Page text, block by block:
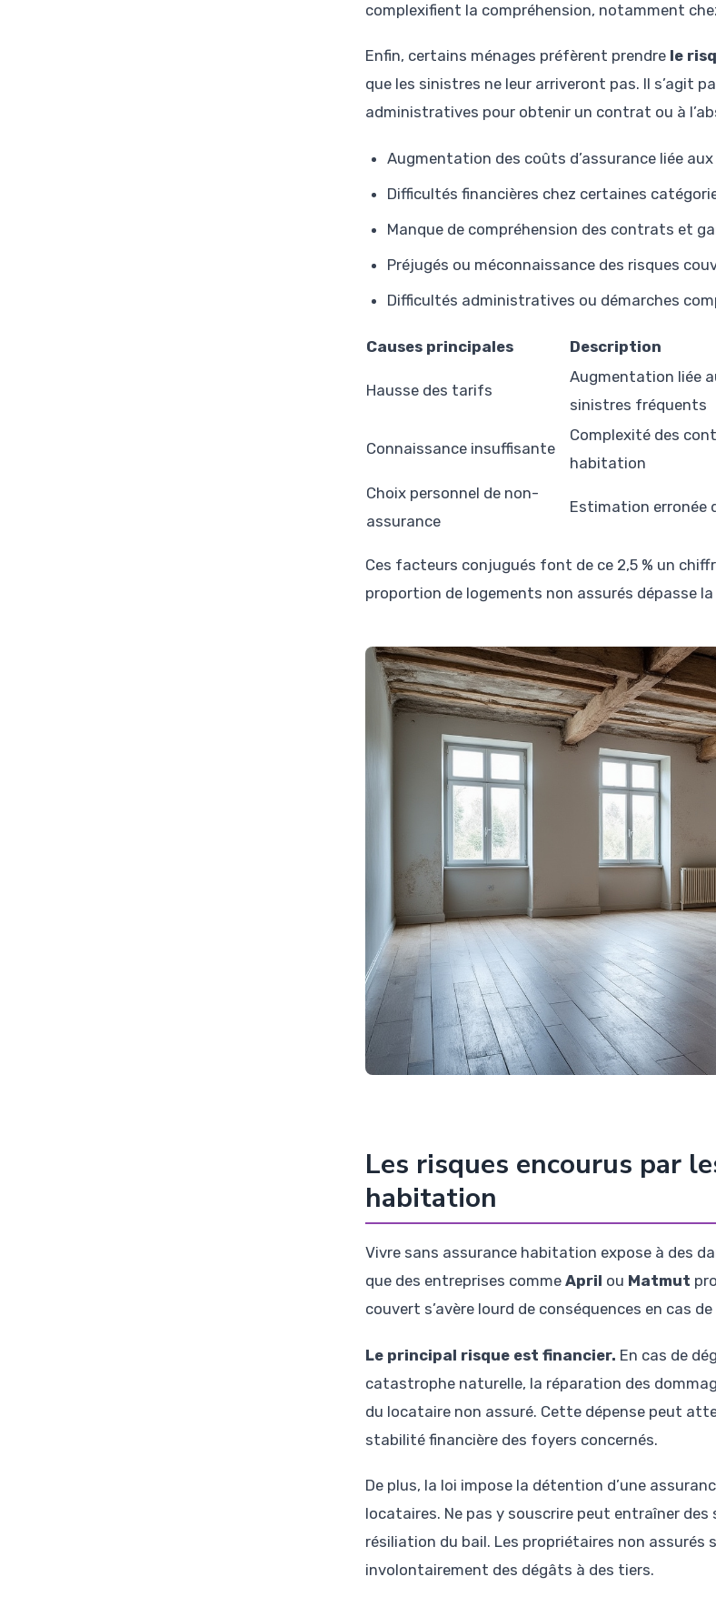
complexifient la compréhension, notamment
Enfin, certains ménages préfèrent prendre le
que les sinistres ne leur arriveront pas. Il s’agit
administratives pour obtenir un contrat ou à
Augmentation des coûts d’assurance liée
Difficultés financières chez certaines
Manque de compréhension des contrats et
Préjugés ou méconnaissance des risques
Difficultés administratives ou démarches
Causes principales Description
Hausse des tarifs
Augmentation liée
sinistres fréquents
Connaissance insuffisante
Complexité des
habitation
Choix personnel de non-
assurance
Estimation erronée
Ces facteurs conjugués font de ce 2,5 % un
proportion de logements non assurés dépasse
Les risques encourus par
habitation
Vivre sans assurance habitation expose à des
que des entreprises comme April ou Matmut
couvert s’avère lourd de conséquences en cas
Le principal risque est financier. En cas de
catastrophe naturelle, la réparation des
du locataire non assuré. Cette dépense peut
stabilité financière des foyers concernés.
De plus, la loi impose la détention d’une
locataires. Ne pas y souscrire peut entraîner
résiliation du bail. Les propriétaires non
involontairement des dégâts à des tiers.